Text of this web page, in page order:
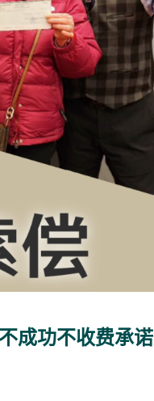
师，不成功不
成功不收费承诺